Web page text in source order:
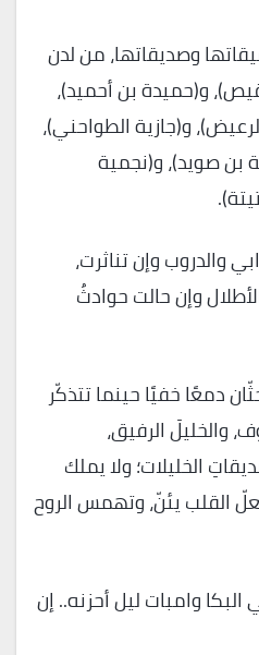
وصديقاتها، من لدن
و(حميدة بن أحميد)،
و(جازية الطواحني)،
بن صويد)، و(نجمية
والدروب وإن تناثرت،
وإن حالت حوادثُ
دمعًا خفيًا حينما تتذكّر
والخليلَ الرفيق،
الخليلات؛ ولا يملك
القلب يئنّ، وتهمس الروح
وامبات ليل أحزنه.. إن